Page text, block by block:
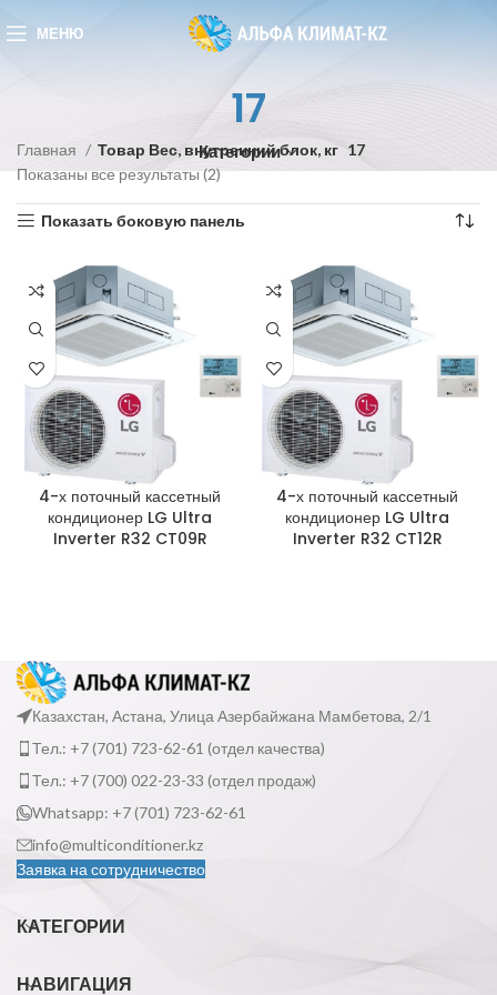
МЕНЮ
17
Категории
Главная Товар Вес, внутренний блок, кг 17
Показаны все результаты (2)
Показать боковую панель
4-х поточный кассетный
кондиционер LG Ultra
Inverter R32 CT09R
4-х поточный кассетный
кондиционер LG Ultra
Inverter R32 CT12R
Казахстан, Астана, Улица Азербайжана Мамбетова, 2/1
Тел.: +7 (701) 723-62-61 (отдел качества)
Тел.: +7 (700) 022-23-33 (отдел продаж)
Whatsapp: +7 (701) 723-62-61
info@multiconditioner.kz
Заявка на сотрудничество
КАТЕГОРИИ
НАВИГАЦИЯ